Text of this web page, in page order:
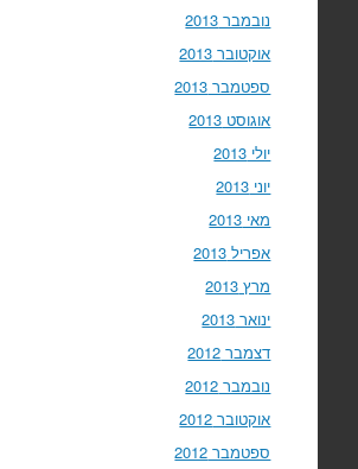
נובמבר 2013
אוקטובר 2013
ספטמבר 2013
אוגוסט 2013
יולי 2013
יוני 2013
מאי 2013
אפריל 2013
מרץ 2013
ינואר 2013
דצמבר 2012
נובמבר 2012
אוקטובר 2012
ספטמבר 2012